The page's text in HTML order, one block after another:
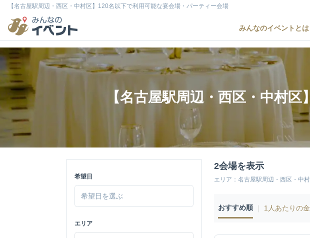
【名古屋駅周辺・西区・中村区】120名以下で利用可能な宴会場・パーティー会場
みんなのイベントとは
【名古屋駅周辺・西区・中村
希望日
エリア
2会場を表示
エリア：名古屋駅周辺・西区・中
おすすめ順 1人あたりの